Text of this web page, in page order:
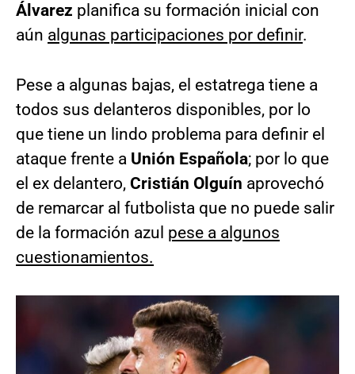
Álvarez planifica su formación inicial con
aún algunas participaciones por definir.
Pese a algunas bajas, el estatrega tiene a
todos sus delanteros disponibles, por lo
que tiene un lindo problema para definir el
ataque frente a Unión Española; por lo que
el ex delantero, Cristián Olguín aprovechó
de remarcar al futbolista que no puede salir
de la formación azul pese a algunos
cuestionamientos.